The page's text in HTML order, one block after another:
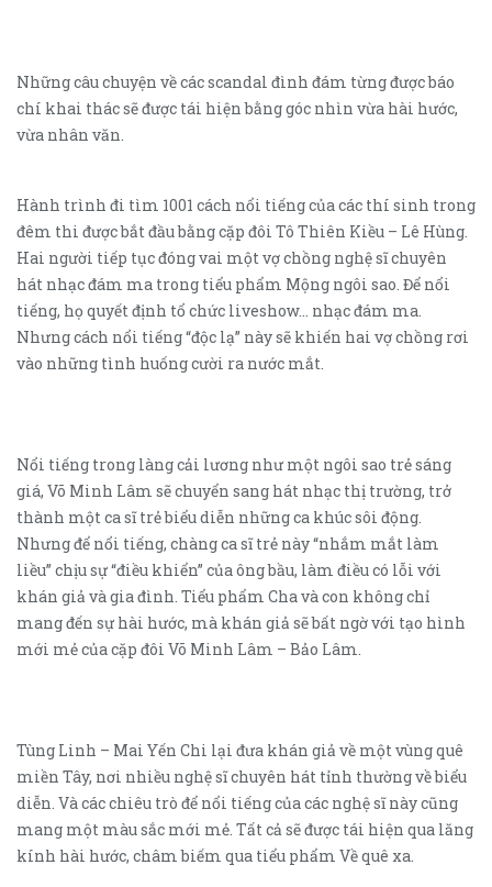
Những câu chuyện về các scandal đình đám từng được báo
chí khai thác sẽ được tái hiện bằng góc nhìn vừa hài hước,
vừa nhân văn.
Hành trình đi tìm 1001 cách nổi tiếng của các thí sinh trong
đêm thi được bắt đầu bằng cặp đôi Tô Thiên Kiều – Lê Hùng.
Hai người tiếp tục đóng vai một vợ chồng nghệ sĩ chuyên
hát nhạc đám ma trong tiểu phẩm Mộng ngôi sao. Để nổi
tiếng, họ quyết định tổ chức liveshow… nhạc đám ma.
Nhưng cách nổi tiếng “độc lạ” này sẽ khiến hai vợ chồng rơi
vào những tình huống cười ra nước mắt.
Nổi tiếng trong làng cải lương như một ngôi sao trẻ sáng
giá, Võ Minh Lâm sẽ chuyển sang hát nhạc thị trường, trở
thành một ca sĩ trẻ biểu diễn những ca khúc sôi động.
Nhưng để nổi tiếng, chàng ca sĩ trẻ này “nhắm mắt làm
liều” chịu sự “điều khiển” của ông bầu, làm điều có lỗi với
khán giả và gia đình. Tiểu phẩm Cha và con không chỉ
mang đến sự hài hước, mà khán giả sẽ bất ngờ với tạo hình
mới mẻ của cặp đôi Võ Minh Lâm – Bảo Lâm.
Tùng Linh – Mai Yến Chi lại đưa khán giả về một vùng quê
miền Tây, nơi nhiều nghệ sĩ chuyên hát tỉnh thường về biểu
diễn. Và các chiêu trò để nổi tiếng của các nghệ sĩ này cũng
mang một màu sắc mới mẻ. Tất cả sẽ được tái hiện qua lăng
kính hài hước, châm biếm qua tiểu phẩm Về quê xa.